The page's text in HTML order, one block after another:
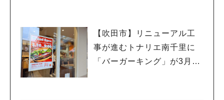
【吹田市】リニューアル工
事が進むトナリエ南千里に
「バーガーキング」が3月20